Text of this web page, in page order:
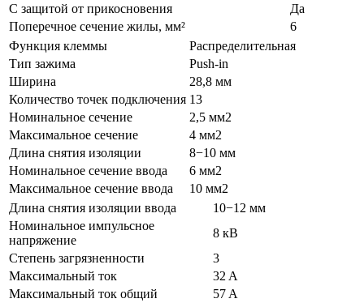
С защитой от прикосновения
Да
Поперечное сечение жилы, мм²
6
Функция клеммы
Распределительная
Тип зажима
Push-in
Ширина
28,8 мм
Количество точек подключения 13
Номинальное сечение
2,5 мм2
Максимальное сечение
4 мм2
Длина снятия изоляции
8−10 мм
Номинальное сечение ввода
6 мм2
Максимальное сечение ввода
10 мм2
Длина снятия изоляции ввода
10−12 мм
Номинальное импульсное
напряжение
8 кВ
Степень загрязненности
3
Максимальный ток
32 A
Максимальный ток общий
57 A